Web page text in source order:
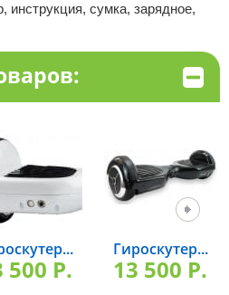
инструкция, сумка, зарядное,
500 P.
Гироскутер...
13 500 P.